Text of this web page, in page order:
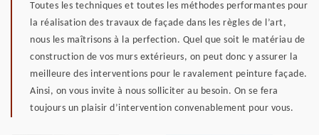
Toutes les techniques et toutes les méthodes performantes pour
la réalisation des travaux de façade dans les règles de l’art,
nous les maîtrisons à la perfection. Quel que soit le matériau de
construction de vos murs extérieurs, on peut donc y assurer la
meilleure des interventions pour le ravalement peinture façade.
Ainsi, on vous invite à nous solliciter au besoin. On se fera
toujours un plaisir d’intervention convenablement pour vous.